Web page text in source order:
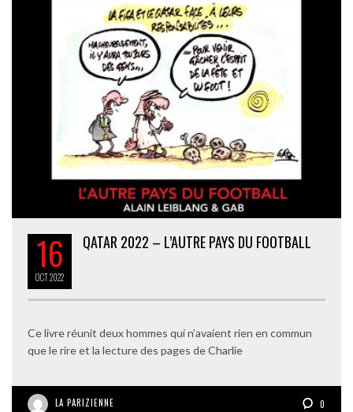
16
OCT2022
QATAR 2022 – L’AUTRE PAYS DU FOOTBALL
Ce livre réunit deux hommes qui n’avaient rien en commun
que le rire et la lecture des pages de Charlie
LA PARIZIENNE 0